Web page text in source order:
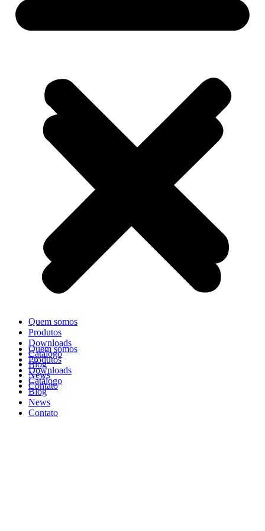
Quem somos
Produtos
Downloads
Catálogo
Blog
News
Contato
Quem somos
Produtos
Downloads
Catálogo
Blog
News
Contato